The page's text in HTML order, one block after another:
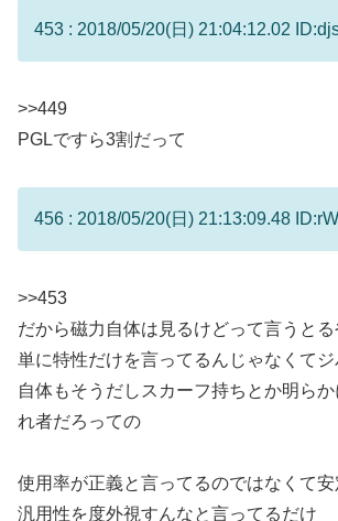
453 : 2018/05/20(日) 21:04:12.02
>>449
PGLですら3割だって
456 : 2018/05/20(日) 21:13:09.48
>>453
だから磁力自体は見るけどって言うとる
単に特性だけを言ってるんじゃなくて
自体もそうだしスカーフ持ちとか明らか
れ者だろっての
使用率が正義と言ってるのではなくて
汎用性を度外視すんなと言ってるだけ